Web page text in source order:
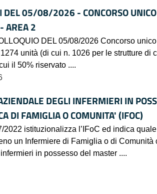
DEL 05/08/2026 - CONCORSO
AREA 2
DEL 05/08/2026 Concorso
unità (di cui n. 1026 per le strutture di
il 50% riservato ....
DEGLI INFERMIERI IN
DI FAMIGLIA O COMUNITA' (IFOC)
2022 istituzionalizza l’IFoC ed indica
un Infermiere di Famiglia o di Comunità
in possesso del master ....